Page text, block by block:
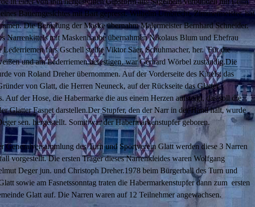
Bauerngesichtes mit Bart gepresst. Wilhelm Umbrecht, Zimmermeister, hat
Die Bemalung der Maske übernahm Malermeister Bernhard Schneider.
Narrenkittels mit Maskenhaube übernahmen Nikolaus Blum und Ehefrau
fürs Gschell stellte Viktor Säer, Schuhmacher, her. Für die
und am Lederriemen befestigen, war Gerhard Wörbel zuständig.Die
von Roland Dreher übernommen. Auf der Vorderseite des Kittels: das
von Glatt, die Herren Neuneck, auf der Rückseite das Glatter
Auf der Hose, die Habermarke die aus einem Herzen aufsteigt, das soll die
Glatter Fasnet darstellen.Der Stupfer, den der Narr in der Hand hält, wurde
sen. hergestellt. Somit war der Habermarkenstupfer geboren.
des Turn und Sportverein Glatt werden diese 3 Narren
vorgestellt. Die ersten Träger dieses Narrenkleides waren Wolfgang
Deger jun. und Christoph Dreher.1978 beim Bürgerball des Turn und
sowie am Fasnetssonntag traten die Habermarkenstupfer dann zum ersten
Glatt auf. Die Narren waren auf 12 Teilnehmer angewachsen.